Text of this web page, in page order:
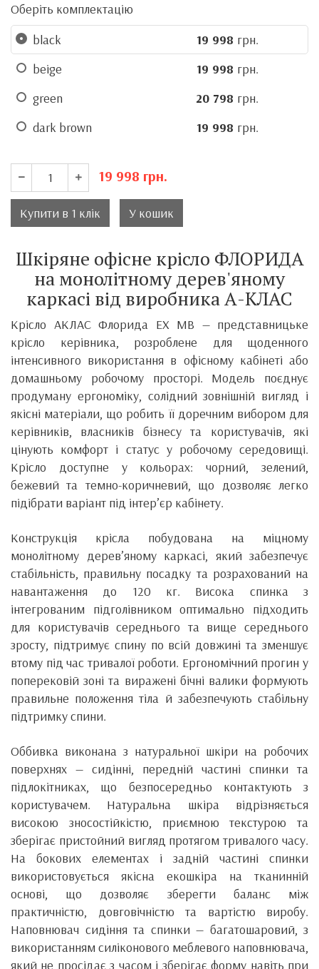
Оберіть комплектацію
black
19 998 грн.
beige
19 998 грн.
green
20 798 грн.
dark brown
19 998 грн.
19 998 грн.
Купити в 1 клік У кошик
Шкіряне офісне крісло ФЛОРИДА
на монолітному дерев'яному
каркасі від виробника А-КЛАС
Крісло АКЛАС Флорида EX MB — представницьке
крісло керівника, розроблене для щоденного
інтенсивного використання в офісному кабінеті або
домашньому робочому просторі. Модель поєднує
продуману ергономіку, солідний зовнішній вигляд і
якісні матеріали, що робить її доречним вибором для
керівників, власників бізнесу та користувачів, які
цінують комфорт і статус у робочому середовищі.
Крісло доступне у кольорах: чорний, зелений,
бежевий та темно-коричневий, що дозволяє легко
підібрати варіант під інтер’єр кабінету.
Конструкція крісла побудована на міцному
монолітному дерев’яному каркасі, який забезпечує
стабільність, правильну посадку та розрахований на
навантаження до 120 кг. Висока спинка з
інтегрованим підголівником оптимально підходить
для користувачів середнього та вище середнього
зросту, підтримує спину по всій довжині та зменшує
втому під час тривалої роботи. Ергономічний прогин у
поперековій зоні та виражені бічні валики формують
правильне положення тіла й забезпечують стабільну
підтримку спини.
Оббивка виконана з натуральної шкіри на робочих
поверхнях — сидінні, передній частині спинки та
підлокітниках, що безпосередньо контактують з
користувачем. Натуральна шкіра відрізняється
високою зносостійкістю, приємною текстурою та
зберігає пристойний вигляд протягом тривалого часу.
На бокових елементах і задній частині спинки
використовується якісна екошкіра на тканинній
основі, що дозволяє зберегти баланс між
практичністю, довговічністю та вартістю виробу.
Наповнювач сидіння та спинки — багатошаровий, з
використанням силіконового меблевого наповнювача,
який не просідає з часом і зберігає форму навіть при